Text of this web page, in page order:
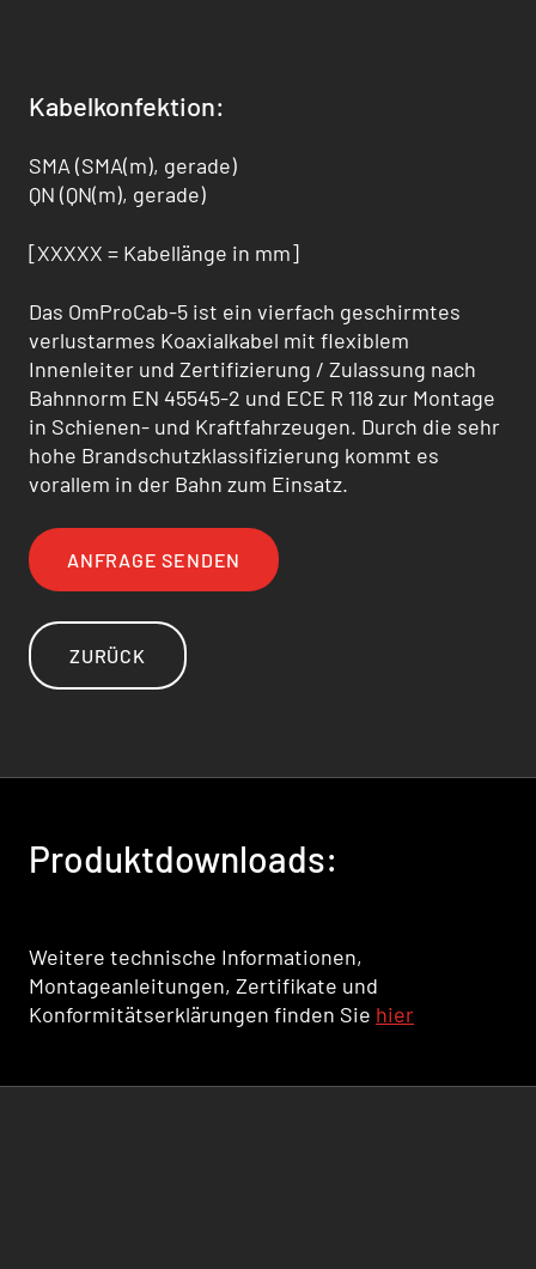
Kabelkonfektion:
SMA (SMA(m), gerade)
QN (QN(m), gerade)
[XXXXX = Kabellänge in mm]
Das OmProCab-5 ist ein vierfach geschirmtes
verlustarmes Koaxialkabel mit flexiblem
Innenleiter und Zertifizierung / Zulas­sung nach
Bahnnorm EN 45545-2 und ECE R 118 zur Montage
in Schienen- und Kraftfahrzeugen. Durch die sehr
hohe Brandschutzklassifizierung kommt es
vorallem in der Bahn zum Einsatz.
ANFRAGE SENDEN
ZURÜCK
Produktdownloads:
Weitere technische Informationen,
Montageanleitungen, Zertifikate und
Konformitätserklärungen finden Sie hier